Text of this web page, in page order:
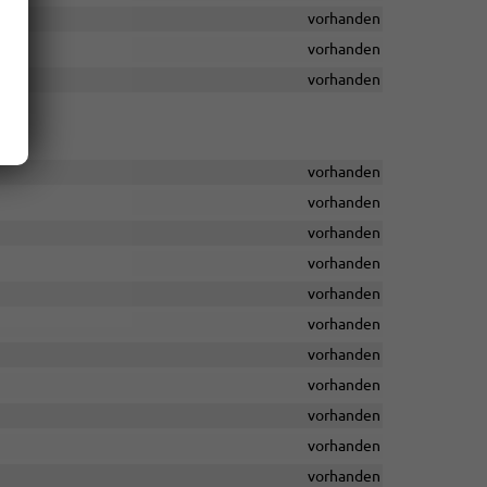
vorhanden
vorhanden
vorhanden
vorhanden
vorhanden
vorhanden
vorhanden
vorhanden
vorhanden
vorhanden
vorhanden
vorhanden
vorhanden
vorhanden